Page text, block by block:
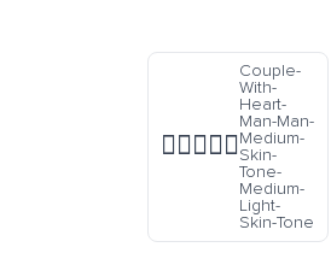
👨🏽‍❤️‍👨🏼
Couple-
With-
Heart-
Man-Man-
Medium-
Skin-
Tone-
Medium-
Light-
Skin-Tone